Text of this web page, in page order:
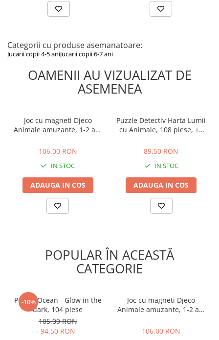
Categorii cu produse asemanatoare:
Jucarii copii 4-5 aniJucarii copii 6-7 ani
OAMENII AU VIZUALIZAT DE
ASEMENEA
Joc cu magneti Djeco
Animale amuzante, 1-2 ani
106,00 RON
IN STOC
ADAUGA IN COS
Puzzle Detectiv Harta Lumii
cu Animale, 108 piese, +5
89,50 RON
IN STOC
ADAUGA IN COS
POPULAR ÎN ACEASTĂ
CATEGORIE
-10%
Puzzle Ocean - Glow in the
dark, 104 piese
105,00 RON
94,50 RON
Joc cu magneti Djeco
Animale amuzante, 1-2 ani
106,00 RON